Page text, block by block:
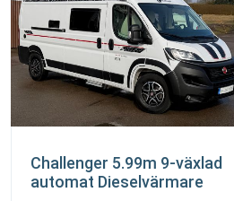
Challenger 5.99m 9-växlad
automat Dieselvärmare